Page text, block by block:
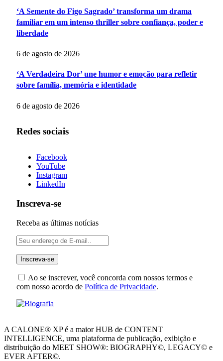
‘A Semente do Figo Sagrado’ transforma um drama
familiar em um intenso thriller sobre confiança, poder e
liberdade
6 de agosto de 2026
‘A Verdadeira Dor’ une humor e emoção para refletir
sobre família, memória e identidade
6 de agosto de 2026
Redes sociais
Facebook
YouTube
Instagram
LinkedIn
Inscreva-se
Receba as últimas notícias
Ao se inscrever, você concorda com nossos termos e
com nosso acordo de Política de Privacidade.
A CALONE® XP é a maior HUB de CONTENT
INTELLIGENCE, uma plataforma de publicação, exibição e
distribuição do MEET SHOW®: BIOGRAPHY©, LEGACY© e
EVER AFTER©.